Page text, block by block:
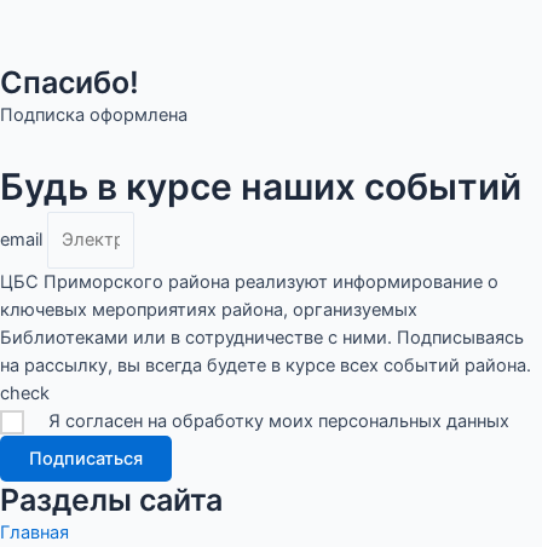
Спасибо!
Подписка оформлена
Будь в курсе наших событий
email
ЦБС Приморского района реализуют информирование о
ключевых мероприятиях района, организуемых
Библиотеками или в сотрудничестве с ними. Подписываясь
на рассылку, вы всегда будете в курсе всех событий района.
check
Я согласен на обработку моих персональных данных
Подписаться
Разделы сайта
Главная